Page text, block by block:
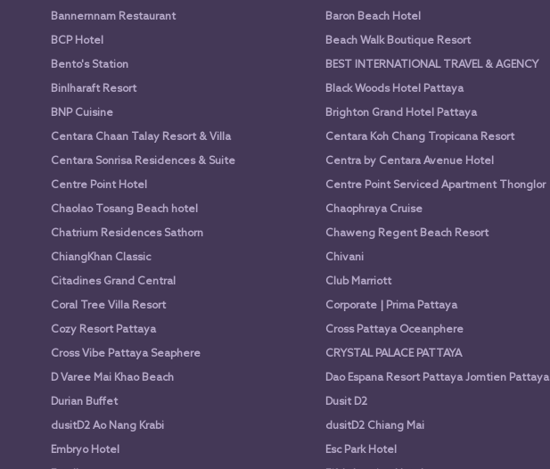
Bannernnam Restaurant
Baron Beach Hotel
BCP Hotel
Beach Walk Boutique Resort
Bento's Station
BEST INTERNATIONAL TRAVEL & AGENCY
Binlharaft Resort
Black Woods Hotel Pattaya
BNP Cuisine
Brighton Grand Hotel Pattaya
Centara Chaan Talay Resort & Villa
Centara Koh Chang Tropicana Resort
Centara Sonrisa Residences & Suite
Centra by Centara Avenue Hotel
Centre Point Hotel
Centre Point Serviced Apartment Thonglor
Chaolao Tosang Beach hotel
Chaophraya Cruise
Chatrium Residences Sathorn
Chaweng Regent Beach Resort
ChiangKhan Classic
Chivani
Citadines Grand Central
Club Marriott
Coral Tree Villa Resort
Corporate | Prima Pattaya
Cozy Resort Pattaya
Cross Pattaya Oceanphere
Cross Vibe Pattaya Seaphere
CRYSTAL PALACE PATTAYA
D Varee Mai Khao Beach
Dao Espana Resort Pattaya Jomtien Pattaya
Durian Buffet
Dusit D2
dusitD2 Ao Nang Krabi
dusitD2 Chiang Mai
Embryo Hotel
Esc Park Hotel